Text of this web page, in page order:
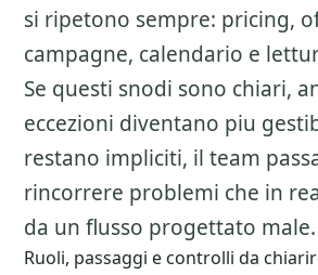
si ripetono sempre: pricing,
campagne, calendario e
Se questi snodi sono chiari,
eccezioni diventano piu
restano impliciti, il team
rincorrere problemi che in
da un flusso progettato male.
Ruoli, passaggi e controlli da